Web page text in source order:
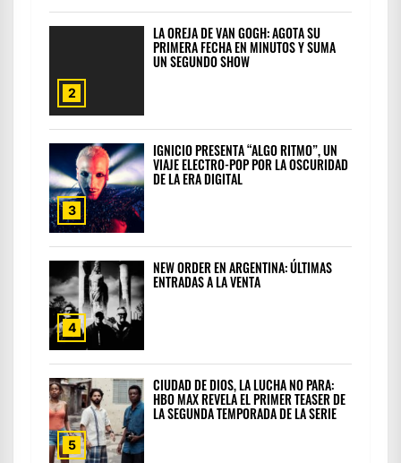
2
LA OREJA DE VAN GOGH: AGOTA SU
PRIMERA FECHA EN MINUTOS Y SUMA
UN SEGUNDO SHOW
3
IGNICIO PRESENTA “ALGO RITMO”, UN
VIAJE ELECTRO-POP POR LA OSCURIDAD
DE LA ERA DIGITAL
4
NEW ORDER EN ARGENTINA: ÚLTIMAS
ENTRADAS A LA VENTA
5
CIUDAD DE DIOS, LA LUCHA NO PARA:
HBO MAX REVELA EL PRIMER TEASER DE
LA SEGUNDA TEMPORADA DE LA SERIE